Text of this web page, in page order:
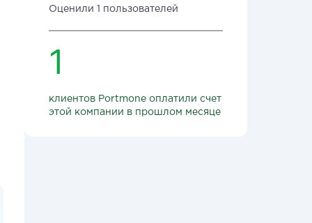
Оценили 1 пользователей
1
клиентов Portmone оплатили счет
этой компании в прошлом месяце